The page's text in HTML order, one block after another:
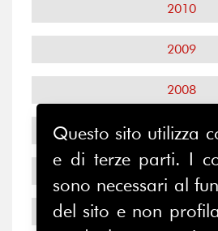
2010
2009
2008
2007
2005
Questo sito utilizza
e di terze parti. I
sono necessari al
del sito e non